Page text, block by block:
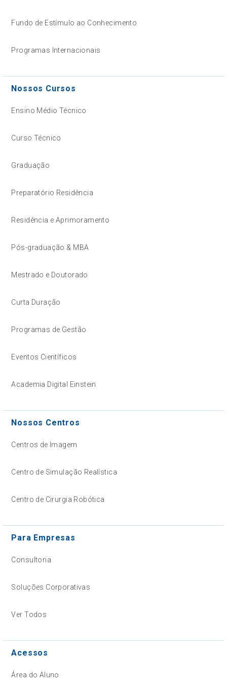
Fundo de Estímulo ao Conhecimento
Programas Internacionais
Nossos Cursos
Ensino Médio Técnico
Curso Técnico
Graduação
Preparatório Residência
Residência e Aprimoramento
Pós-graduação & MBA
Mestrado e Doutorado
Curta Duração
Programas de Gestão
Eventos Científicos
Academia Digital Einstein
Nossos Centros
Centros de Imagem
Centro de Simulação Realística
Centro de Cirurgia Robótica
Para Empresas
Consultoria
Soluções Corporativas
Ver Todos
Acessos
Área do Aluno